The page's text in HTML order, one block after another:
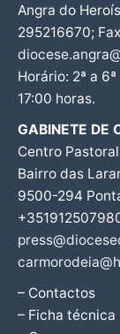
Angra do
295216670;
Horário: 2ª a
17:00 horas.
GABINETE DE
Centro Pastoral
Bairro das
9500-294
– Contactos
– Ficha técnica